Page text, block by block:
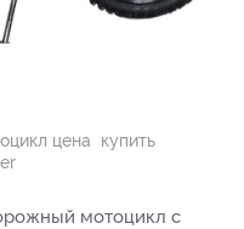
цена купить
мотоцикл с